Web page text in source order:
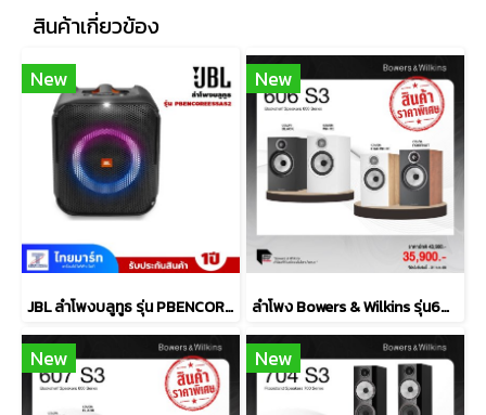
สินค้าเกี่ยวข้อง
New
JBL ลำโพงบลูทูธ รุ่น PBENCOREESSAS2-Black
New
ลำโพง Bowers & Wilkins รุ่น606 S3
New New